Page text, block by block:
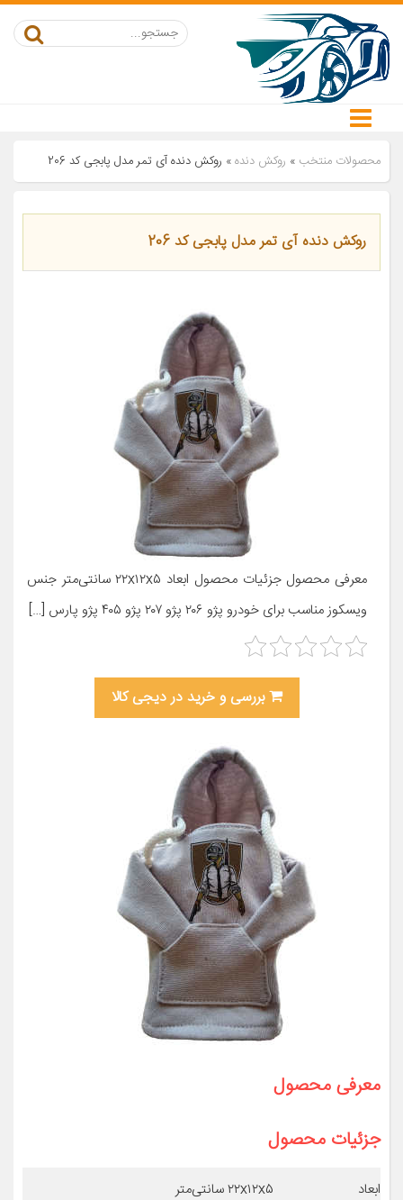
محصولات منتخب » روکش دنده» روکش دنده آی تمر مدل پابجی کد 206
روکش دنده آی تمر مدل پابجی کد 206
معرفی محصول جزئیات محصول ابعاد ۲۲x۱۲x۵ سانتی‌متر جنس
ویسکوز مناسب برای خودرو پژو ۲۰۶ پژو ۲۰۷ پژو ۴۰۵ پژو پارس […]
بررسی و خرید در دیجی کالا
معرفی محصول
جزئیات محصول
ابعاد ۲۲x۱۲x۵ سانتی‌متر